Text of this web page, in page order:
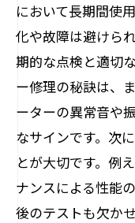
において長期間使
化や故障は避けら
期的な点検と適切
ー修理の秘訣は、
ーターの異常音や
なサインです。次
とが大切です。例
ナンスによる性能
後のテストも欠か